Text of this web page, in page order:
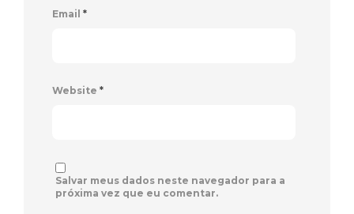
Email *
Website *
Salvar meus dados neste navegador para a
próxima vez que eu comentar.